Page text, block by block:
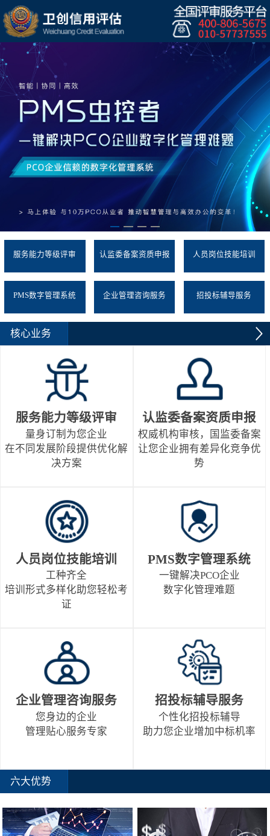
服务能力等级评审 认监委备案资质申报 人员岗位技能培训
PMS数字管理系统 企业管理咨询服务 招投标辅导服务
核心业务
服务能力等级评审
量身订制为您企业
在不同发展阶段提供优化解
决方案
认监委备案资质申报
权威机构审核，国监委备案
让您企业拥有差异化竞争优
势
人员岗位技能培训
工种齐全
培训形式多样化助您轻松考
证
PMS数字管理系统
一键解决PCO企业
数字化管理难题
企业管理咨询服务
您身边的企业
管理贴心服务专家
招投标辅导服务
个性化招投标辅导
助力您企业增加中标机率
六大优势